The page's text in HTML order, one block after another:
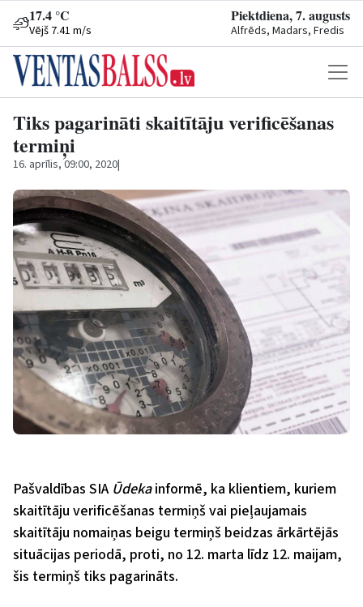
17.4 °C
Vējš 7.41 m/s
Piektdiena, 7. augusts
Alfrēds, Madars, Fredis
Tiks pagarināti skaitītāju verificēšanas
termiņi
16. aprīlis, 09:00, 2020|
Pašvaldības SIA Ūdekainformē, ka klientiem, kuriem
skaitītāju verificēšanas termiņš vai pieļaujamais
skaitītāju nomaiņas beigu termiņš beidzas ārkārtējās
situācijas periodā, proti, no 12. marta līdz 12. maijam,
šis termiņš tiks pagarināts.